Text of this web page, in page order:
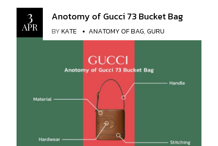
เอกลักษณ์ ไม่ว่าจะเป็นหนังลูกแกะที่นุ่มนวลหรือหนัง
คาเวียร์ที่ทนทาน การออกแบบลายนวมถือเป็น
คุณสมบัติที่ต้องมีในกระเป๋า Chanel วินเทจแท้เท่านั้น
2. 24K Gold-Plated Hardware :...
ดนตรีเข้ากับโลกแฟชั่นอย่างแยบยล ในบทความนี้ เราจะ
พาคุณเจาะลึกทุกแง่มุมของคอลเล็กชั่นฤดูใบไม้ผลิ
2025 ทั้งฝั่งผู้หญิงและผู้ชาย ตั้งแต่แรงบันดาลใจใน
ที่คาดว่าจะเป็นไวรัล พร้อมราคาและข้อมูลการวาง
จำหน่ายจริงในประเทศไทย เตรียมพบกับโลกแฟชั่นที่
ทั้งหรูหรา น่าค้นหา และเปี่ยมไปด้วยสไตล์ที่สะกดทุก
สายตา คอลเล็กชั่นผู้หญิง Spring/Summer 2025 –
Nicolas Ghesquière ลุคจากรันเวย์ Louis Vuitton ผู้
หญิง Spring/Summer 2025 เผยเอกลักษณ์แขนเสื้อ
ทรงพองแบบยุควิกตอเรียน ผสานกับสไตล์ทันสมัย
คอลเล็กชั่นเสื้อผ้าผู้หญิงฤดูใบไม้ผลิ/ฤดูร้อน ปี 2025
3
APR
Anotomy of Gucci 73 Bucket Bag
BYKATE ANATOMY OF BAG,GURU